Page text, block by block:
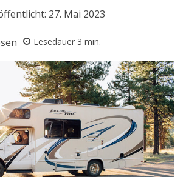
27. Mai 2023
Lesedauer 3 min.